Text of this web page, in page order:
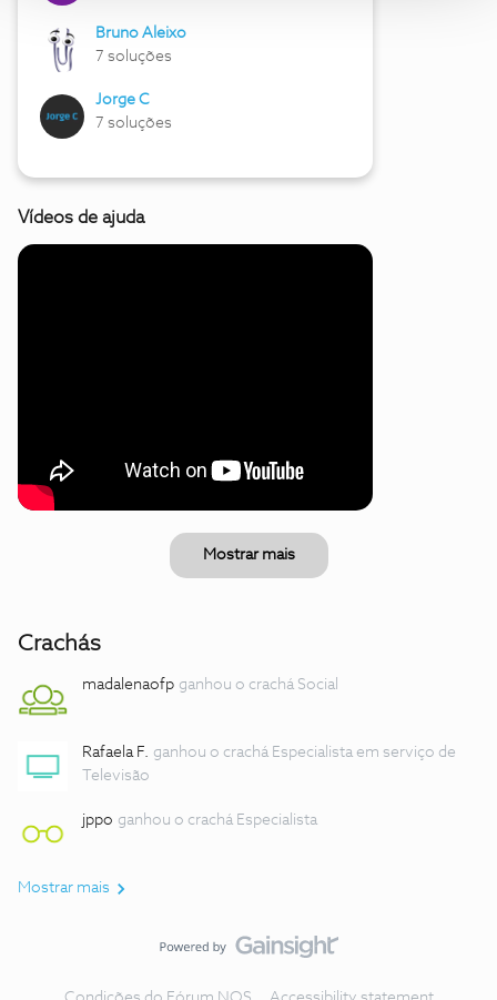
Bruno Aleixo
7 soluções
Jorge C
7 soluções
Vídeos de ajuda
Mostrar mais
Crachás
madalenaofp ganhou o crachá Social
Rafaela F. ganhou o crachá Especialista em serviço de
Televisão
jppo ganhou o crachá Especialista
Mostrar mais